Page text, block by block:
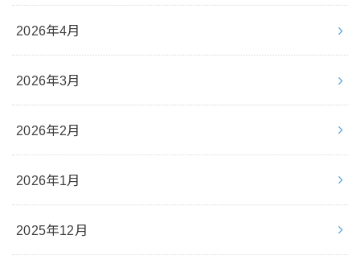
2026年4月
2026年3月
2026年2月
2026年1月
2025年12月